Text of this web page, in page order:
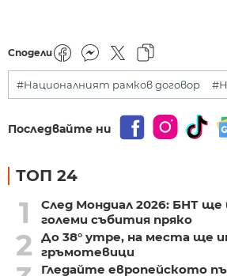
Сподели
#Националният рамков договор
Последвайте ни
ТОП 24
1
След Мондиал 2026: БНТ
големи събития пряко
2
До 38° утре, на места ще
гръмотевици
Гледайте европейското